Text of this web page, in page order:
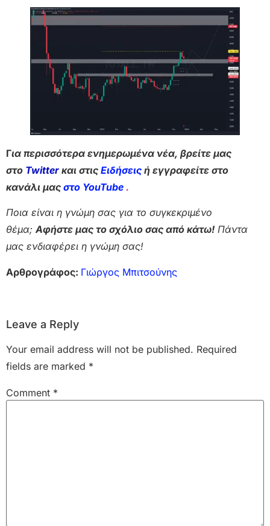
Για περισσότερα ενημερωμένα νέα, βρείτε μας
στο Twitter και στις Ειδήσεις ή εγγραφείτε στο
κανάλι μας στο YouTube .
Ποια είναι η γνώμη σας για το συγκεκριμένο
θέμα;Αφήστε μας το σχόλιο σας από κάτω! Πάντα
μας ενδιαφέρει η γνώμη σας!
Αρθρογράφος: Γιώργος Μπιτσούνης
Leave a Reply
Your email address will not be published. Required
fields are marked *
Comment *